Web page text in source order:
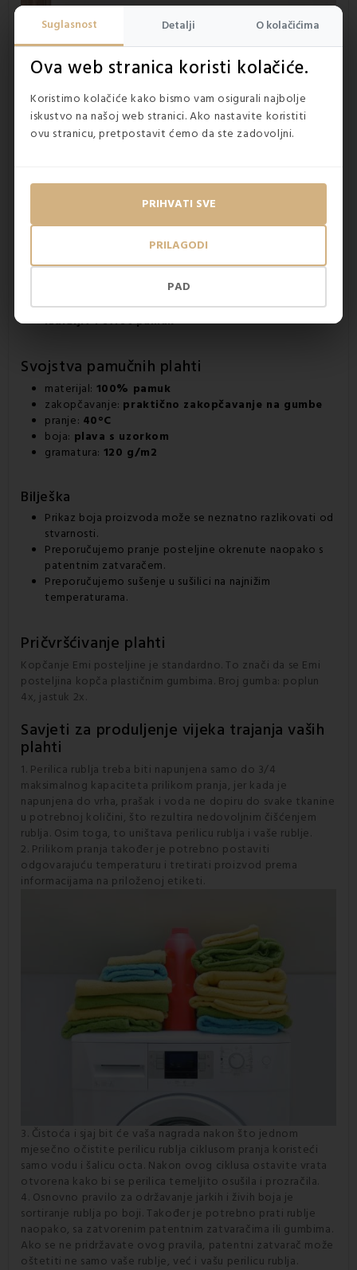
Suglasnost Detalji O kolačićima
Ova web stranica koristi kolačiće.
Koristimo kolačiće kako bismo vam osigurali najbolje
iskustvo na našoj web stranici. Ako nastavite koristiti
ovu stranicu, pretpostavit ćemo da ste zadovoljni.
PAD
PRILAGODI
PRIHVATI SVE
Prednosti luksuzne posteljine od 100%
pamuka
nježno čak i za osjetljivu kožu
kvalitetan i nesmetan san
izdržljiv i čvrst pamuk
Svojstva pamučnih plahti
materijal: 100% pamuk
zakopčavanje: praktično zakopčavanje na gumbe
pranje: 40°C
boja: plava s uzorkom
gramatura: 120 g/m2
Bilješka
Prikaz boja proizvoda može se neznatno razlikovati od
stvarnosti.
Preporučujemo pranje posteljine okrenute naopako s
patentnim zatvaračem.
Preporučujemo sušenje u sušilici na najnižim
temperaturama.
Pričvršćivanje plahti
Kopčanje Emi posteljine je standardno. To znači da se Emi
posteljina kopča plastičnim gumbima. Broj gumba: poplun
4x, jastuk 2x.
Savjeti za produljenje vijeka trajanja vaših
plahti
1. Perilica rublja treba biti napunjena samo do 3/4
maksimalnog kapaciteta prilikom pranja, jer kada je
napunjena do vrha, prašak i voda ne dopiru do svake tkanine
u potrebnoj količini, što rezultira nedovoljnim čišćenjem
rublja. Osim toga, to uništava perilicu rublja i vaše rublje.
2. Prilikom pranja također je potrebno postaviti
odgovarajuću temperaturu i tretirati proizvod prema
informacijama na priloženoj etiketi.
3. Čistoća i sjaj bit će vaša nagrada nakon što jednom
mjesečno očistite perilicu rublja ciklusom pranja koristeći
samo vodu i šalicu octa. Nakon ovog ciklusa ostavite vrata
otvorena kako bi se perilica temeljito osušila i prozračila.
4. Osnovno pravilo za održavanje jarkih i živih boja je
sortiranje rublja po boji. Također je potrebno prati rublje
naopako, sa zatvorenim patentnim zatvaračima ili gumbima.
Ako se ne pridržavate ovog pravila, patentni zatvarač može
oštetiti ne samo vaše rublje, već i vašu perilicu rublja.